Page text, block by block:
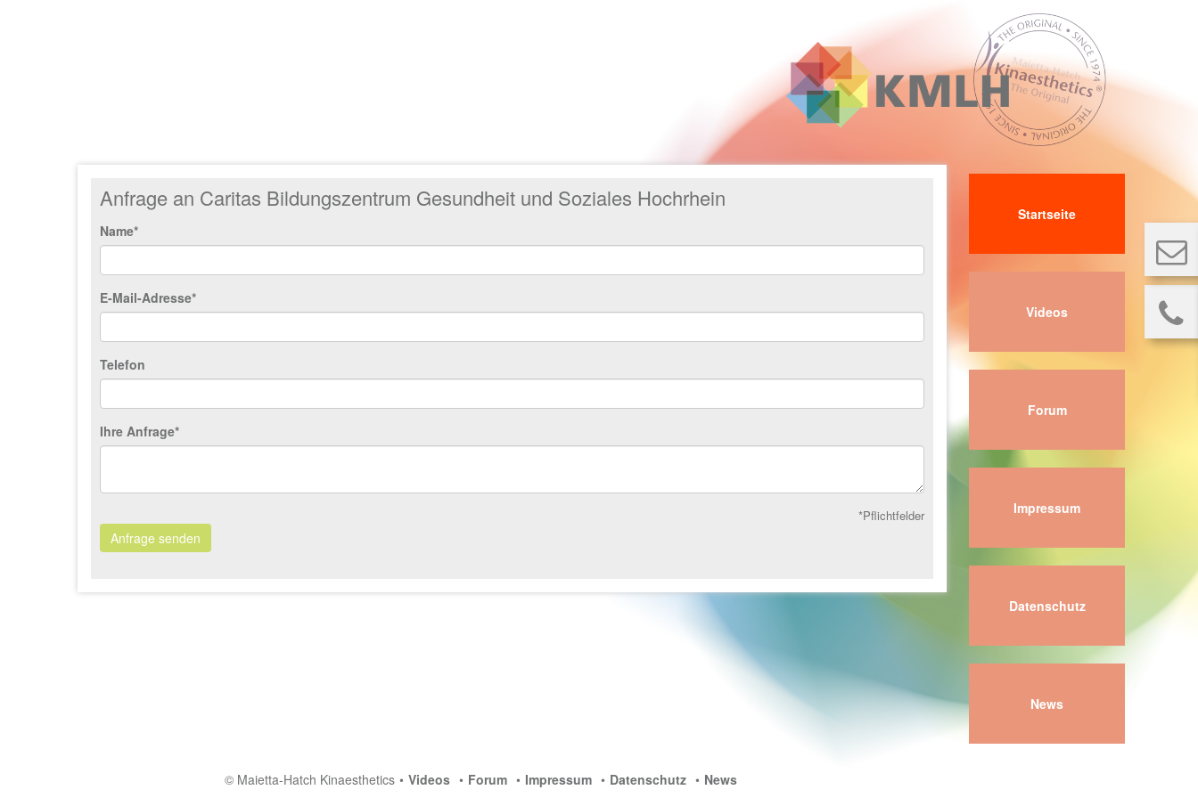
Anfrage an Caritas Bildungszentrum Gesundheit und Soziales Hochrhein
Name*
E-Mail-Adresse*
Telefon
Ihre Anfrage*
*Pflichtfelder
Anfrage senden
Startseite
Videos
Forum
Impressum
Datenschutz
News
© Maietta-Hatch Kinaesthetics Videos Forum Impressum Datenschutz News